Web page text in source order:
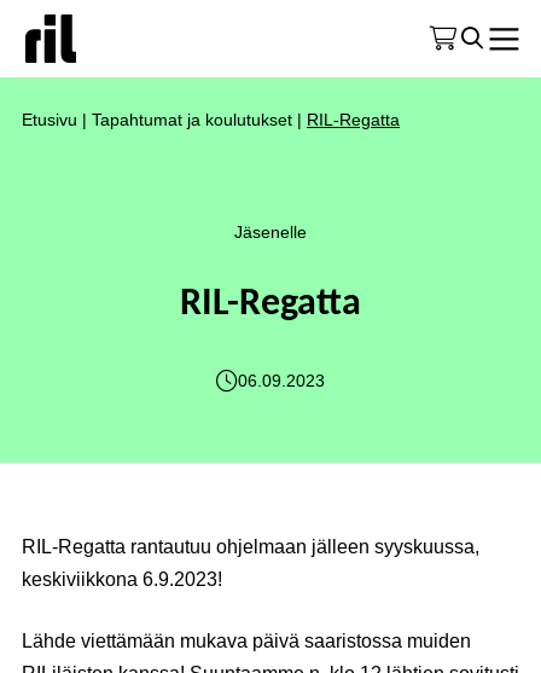
Etusivu | Tapahtumat ja koulutukset | RIL-Regatta
Jäsenelle
RIL-Regatta
06.09.2023
RIL-Regatta rantautuu ohjelmaan jälleen syyskuussa,
keskiviikkona 6.9.2023!
Lähde viettämään mukava päivä saaristossa muiden